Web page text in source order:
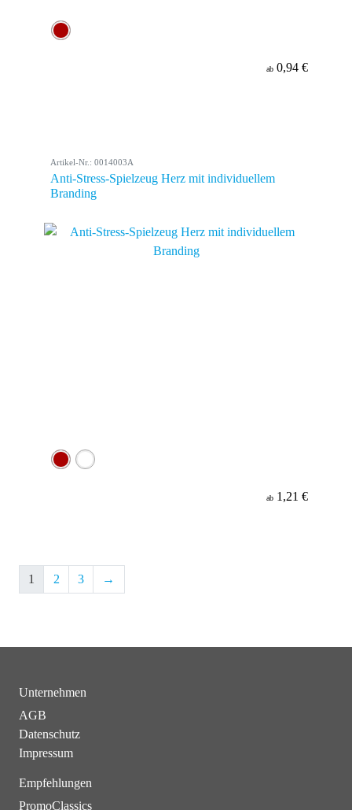
ab 0,94 €
Artikel-Nr.: 0014003A
Anti-Stress-Spielzeug Herz mit individuellem
Branding
ab 1,21 €
1 2 3 →
Unternehmen
AGB
Datenschutz
Impressum
Empfehlungen
PromoClassics